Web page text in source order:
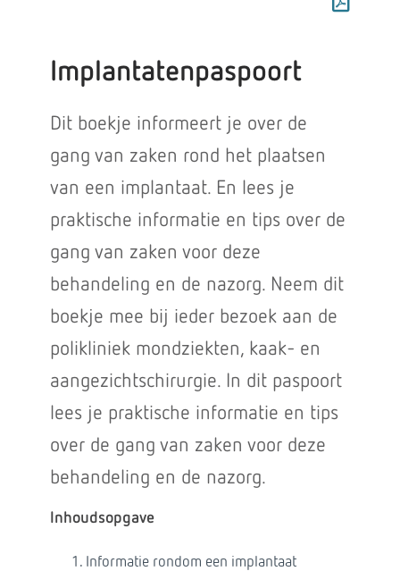
Implantatenpaspoort
Dit boekje informeert je over de
gang van zaken rond het plaatsen
van een implantaat. En lees je
praktische informatie en tips over de
gang van zaken voor deze
behandeling en de nazorg. Neem dit
boekje mee bij ieder bezoek aan de
polikliniek mondziekten, kaak- en
aangezichtschirurgie. In dit paspoort
lees je praktische informatie en tips
over de gang van zaken voor deze
behandeling en de nazorg.
Inhoudsopgave
Informatie rondom een implantaat